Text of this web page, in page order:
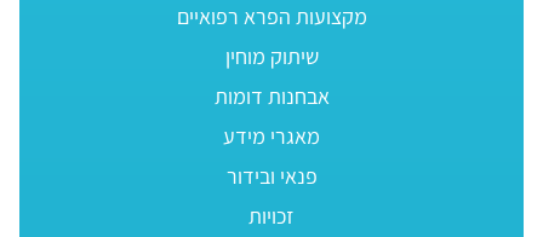
מקצועות הפרא רפואיים
שיתוק מוחין
אבחנות דומות
מאגרי מידע
פנאי ובידור
זכויות